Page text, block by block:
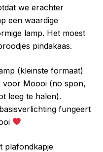
we erachter
een waardige
lamp. Het moest
pindakaas.
(kleinste formaat)
Moooi (no spon,
leeg te halen).
fungeert
plafondkapje